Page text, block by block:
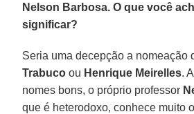
Nelson Barbosa. O que você
significar?
Seria uma decepção a nomeação
Trabuco ou Henrique Mei­relles.
nomes bons, o próprio professor
que é heterodoxo, conhece muito